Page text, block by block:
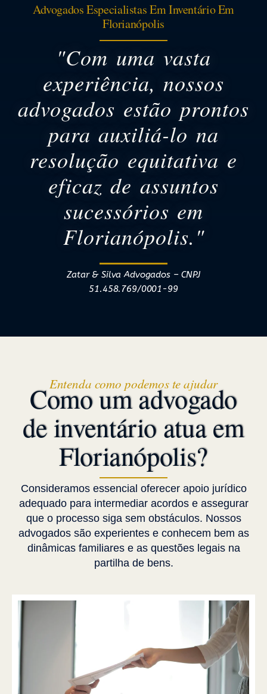
Advogados Especialistas Em Inventário Em
Florianópolis
"Com uma vasta
experiência, nossos
advogados estão prontos
para auxiliá-lo na
resolução equitativa e
eficaz de assuntos
sucessórios em
Florianópolis."
Zatar & Silva Advogados – CNPJ
51.458.769/0001-99
Entenda como podemos te ajudar
Como um advogado
de inventário atua em
Florianópolis?
Consideramos essencial oferecer apoio jurídico
adequado para intermediar acordos e assegurar
que o processo siga sem obstáculos. Nossos
advogados são experientes e conhecem bem as
dinâmicas familiares e as questões legais na
partilha de bens.